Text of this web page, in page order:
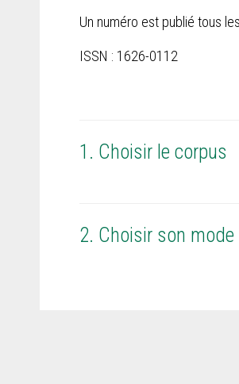
Un numéro est publié tous
ISSN : 1626-0112
1. Choisir le corpus
2. Choisir son